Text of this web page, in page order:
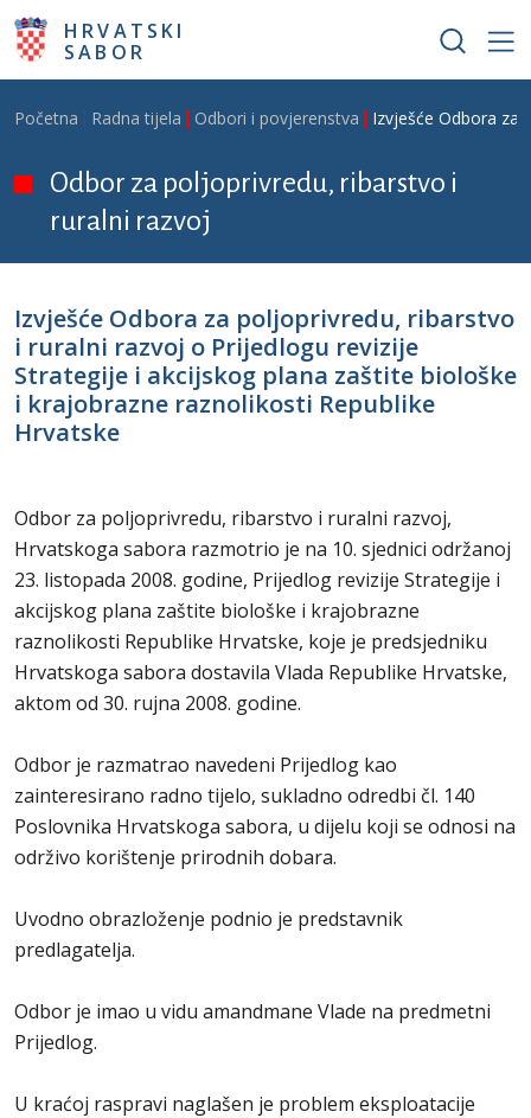
Skoči na glavni sadržaj
HRVATSKI
SABOR
Breadcrumb
Početna Radna tijela Odbori i povjerenstva Izvješće Odbora za
Odbor za poljoprivredu, ribarstvo i
ruralni razvoj
Izvješće Odbora za poljoprivredu, ribarstvo
i ruralni razvoj o Prijedlogu revizije
Strategije i akcijskog plana zaštite biološke
i krajobrazne raznolikosti Republike
Hrvatske
Odbor za poljoprivredu, ribarstvo i ruralni razvoj,
Hrvatskoga sabora razmotrio je na 10. sjednici održanoj
23. listopada 2008. godine, Prijedlog revizije Strategije i
akcijskog plana zaštite biološke i krajobrazne
raznolikosti Republike Hrvatske, koje je predsjedniku
Hrvatskoga sabora dostavila Vlada Republike Hrvatske,
aktom od 30. rujna 2008. godine.
Odbor je razmatrao navedeni Prijedlog kao
zainteresirano radno tijelo, sukladno odredbi čl. 140
Poslovnika Hrvatskoga sabora, u dijelu koji se odnosi na
održivo korištenje prirodnih dobara.
Uvodno obrazloženje podnio je predstavnik
predlagatelja.
Odbor je imao u vidu amandmane Vlade na predmetni
Prijedlog.
U kraćoj raspravi naglašen je problem eksploatacije